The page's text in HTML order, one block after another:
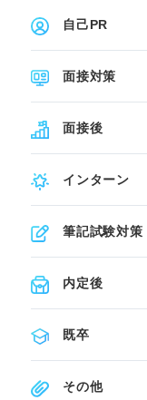
自己PR
面接対策
面接後
インターン
筆記試験対策
内定後
既卒
その他